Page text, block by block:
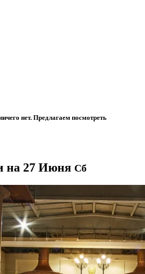
нет. Предлагаем посмотреть
на 27 Июня Сб